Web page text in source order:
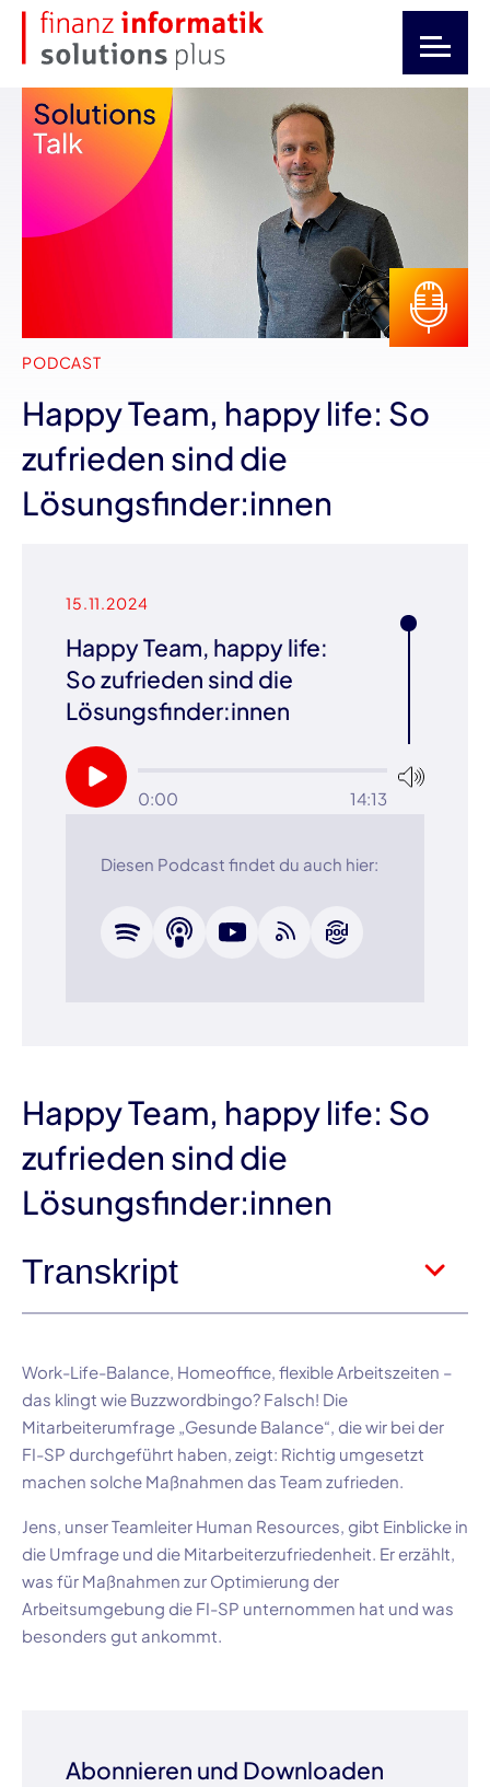
PODCAST
Happy Team, happy life: So
zufrieden sind die
Lösungsfinder:innen
15.11.2024
Happy Team, happy life:
So zufrieden sind die
Lösungsfinder:innen
0:00 14:13
Diesen Podcast findet du auch hier:
Happy Team, happy life: So
zufrieden sind die
Lösungsfinder:innen
Transkript
Work-Life-Balance, Homeoffice, flexible Arbeitszeiten –
das klingt wie Buzzwordbingo? Falsch! Die
Mitarbeiterumfrage „Gesunde Balance“, die wir bei der
FI-SP durchgeführt haben, zeigt: Richtig umgesetzt
machen solche Maßnahmen das Team zufrieden.
Jens, unser Teamleiter Human Resources, gibt Einblicke in
die Umfrage und die Mitarbeiterzufriedenheit. Er erzählt,
was für Maßnahmen zur Optimierung der
Arbeitsumgebung die FI-SP unternommen hat und was
besonders gut ankommt.
Abonnieren und Downloaden